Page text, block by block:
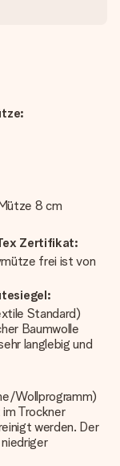
8 cm
Zertifikat:
frei ist von
Standard)
Baumwolle
langlebig und
Wollprogramm)
Trockner
werden. Der